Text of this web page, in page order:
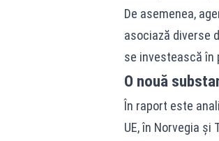
De asemenea,
asociază diverse
se investească în
O nouă
În raport este
UE, în Norvegia